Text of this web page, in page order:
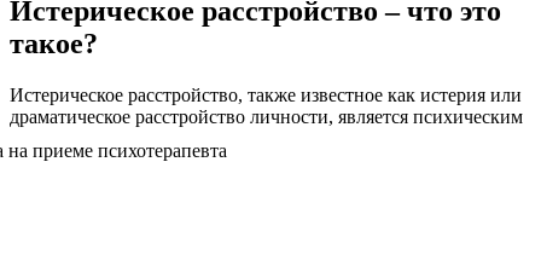
Истерическое расстройство – что это
такое?
Истерическое расстройство, также известное как истерия или
драматическое расстройство личности, является психическим